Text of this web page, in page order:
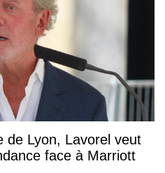
de Lyon, Lavorel veut
face à Marriott